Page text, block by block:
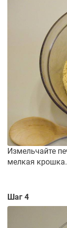
Измельчайте
мелкая крошка.
Шаг 4